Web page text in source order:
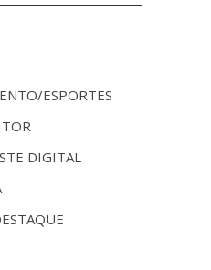
ESPORTES
DIGITAL